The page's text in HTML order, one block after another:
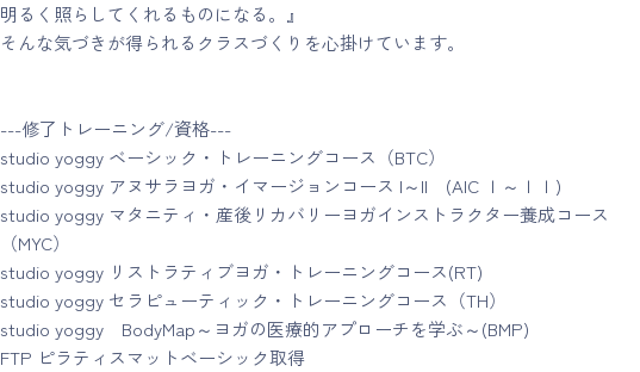
明るく照らしてくれるものになる。』
そんな気づきが得られるクラスづくりを心掛けています。
---修了トレーニング/資格---
studio yoggy ベーシック・トレーニングコース（BTC）
studio yoggy アヌサラヨガ・イマージョンコース I～II (AIC Ｉ～ＩＩ)
studio yoggy マタニティ・産後リカバリーヨガインストラクター養成コース
（MYC）
studio yoggy リストラティブヨガ・トレーニングコース(RT)
studio yoggy セラピューティック・トレーニングコース（TH）
studio yoggy BodyMap～ヨガの医療的アプローチを学ぶ～(BMP)
FTP ピラティスマットベーシック取得